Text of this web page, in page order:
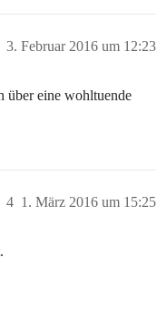
3. Februar 2016 um 12:23
über eine wohltuende
1. März 2016 um 15:25
4